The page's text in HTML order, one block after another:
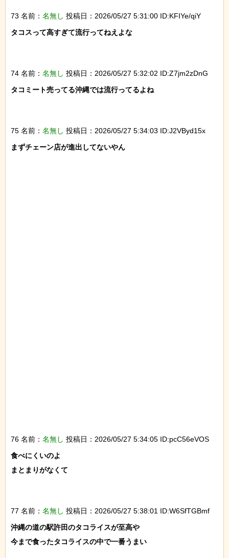
73 名前： 名無し 投稿日：2026/05/27 5:31:00 ID:KFIYe/qiY
タコスって高すぎて流行ってねえよな
74 名前： 名無し 投稿日：2026/05/27 5:32:02 ID:Z7jm2zDnG
タコミート売ってる沖縄では流行ってるよね
75 名前： 名無し 投稿日：2026/05/27 5:34:03 ID:J2VByd15x
まずチェーン店が進出してないやん
76 名前： 名無し 投稿日：2026/05/27 5:34:05 ID:pcC56eVOS
食べにくいのよ
まとまりがなくて
77 名前： 名無し 投稿日：2026/05/27 5:38:01 ID:W6SfTGBmf
沖縄の道の駅許田のタコライスが至高や
今まで食ったタコライスの中で一番うまい